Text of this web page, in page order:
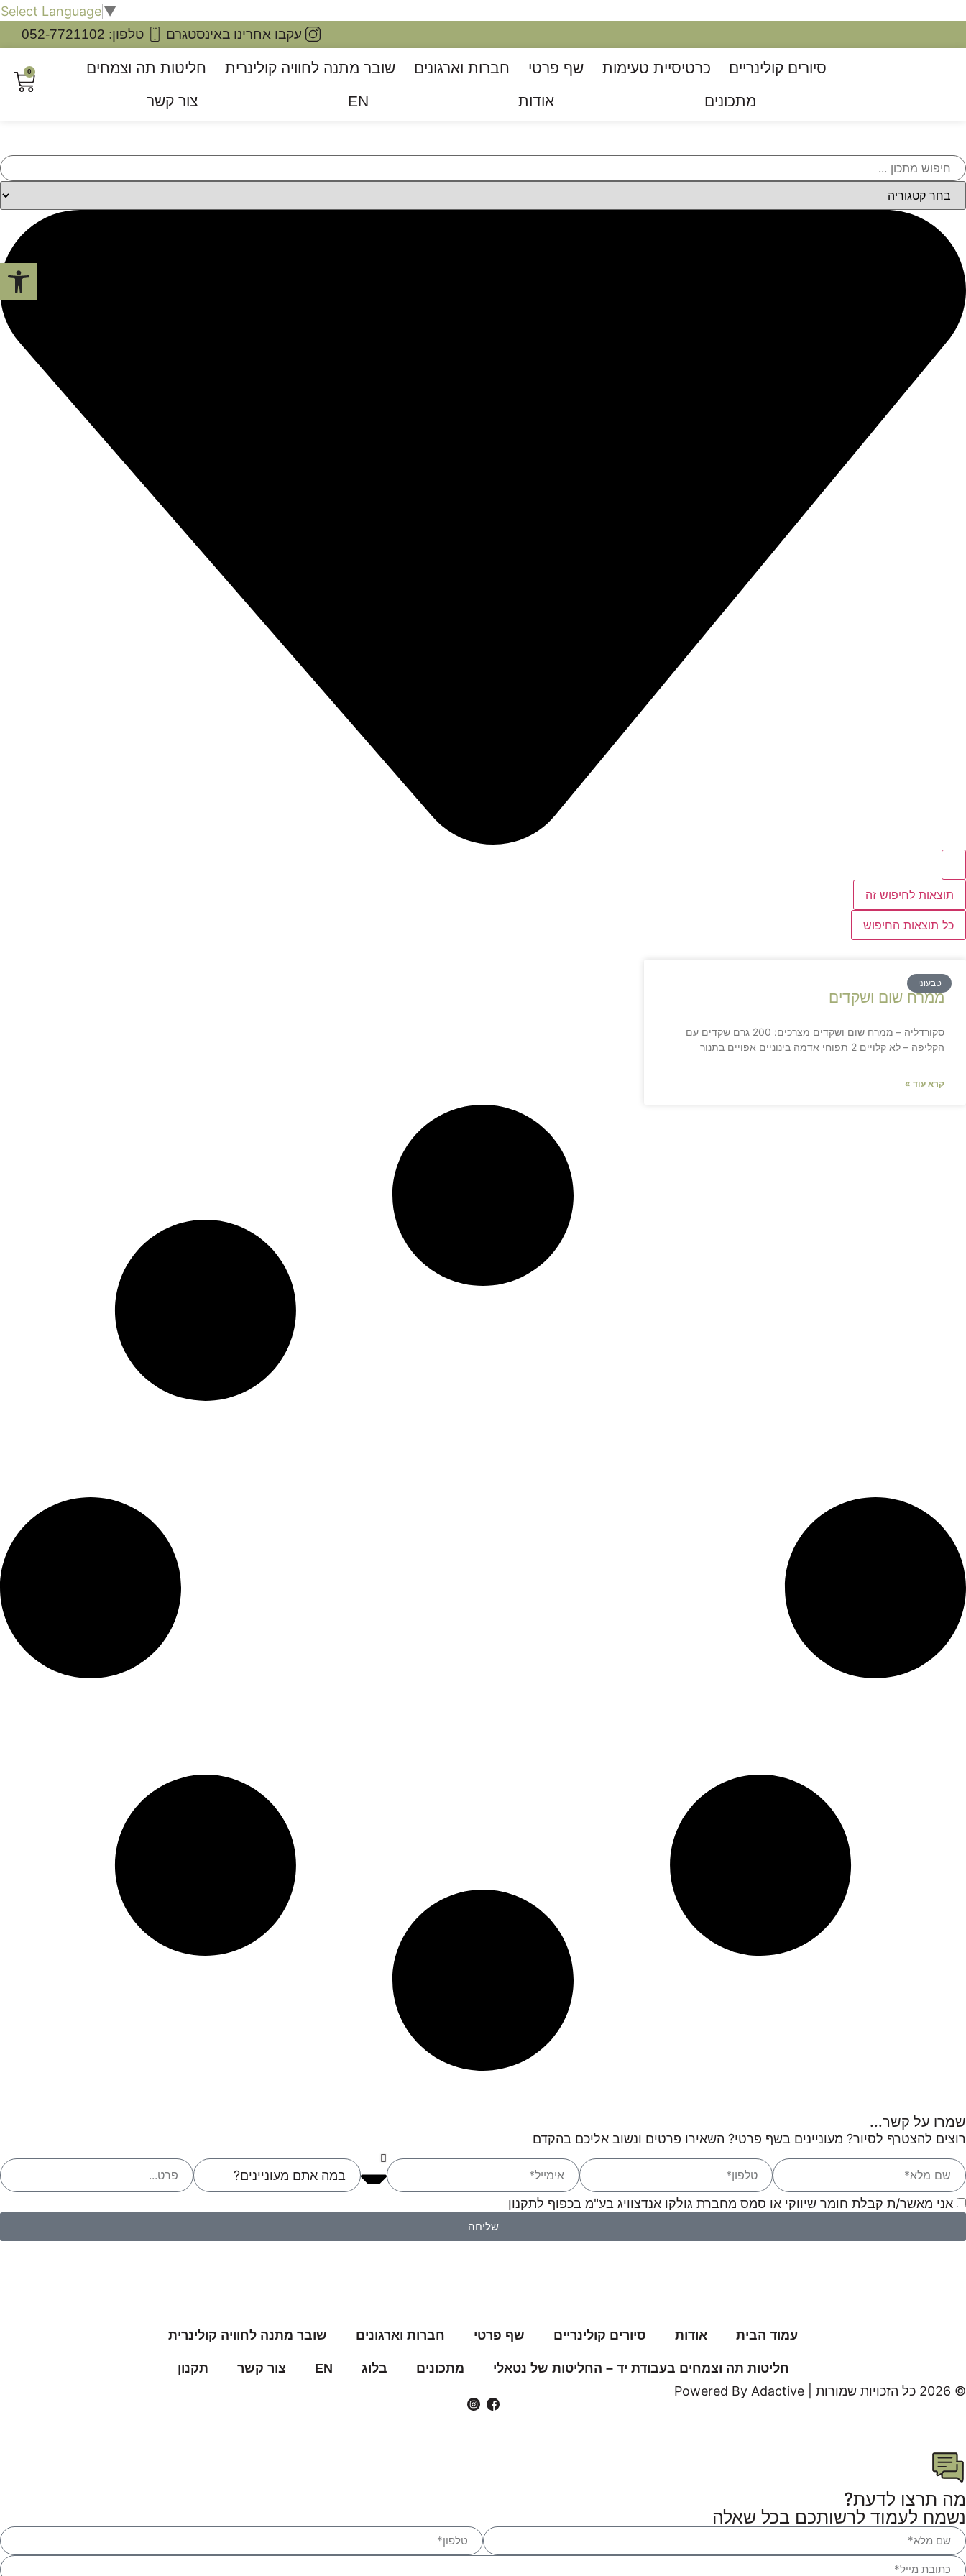
Select Language▼
עקבו אחרינו באינסטגרם
טלפון: 052-7721102
סיורים קולינריים​ כרטיסיית טעימות שף פרטי חברות וארגונים שובר מתנה לחוויה קולינרית
חליטות תה וצמחים
מתכונים
אודות EN צור קשר
0
תוצאות לחיפוש זה
כל תוצאות החיפוש
טבעוני
ממרח שום ושקדים
סקורדליה – ממרח שום ושקדים מצרכים: 200 גרם שקדים עם
הקליפה – לא קלויים 2 תפוחי אדמה בינוניים אפויים בתנור
קרא עוד »
שמרו על קשר...
רוצים להצטרף לסיור? מעוניינים בשף פרטי? השאירו פרטים ונשוב אליכם בהקדם
אני מאשר/ת קבלת חומר שיווקי או סמס מחברת גולקו אנדצוויג בע"מ בכפוף לתקנון
שליחה
עמוד הבית אודות סיורים קולינריים​ שף פרטי חברות וארגונים שובר מתנה לחוויה קולינרית
חליטות תה וצמחים בעבודת יד – החליטות של נטאלי מתכונים בלוג EN צור קשר תקנון
© 2026 כל הזכויות שמורות | Powered By Adactive
מה תרצו לדעת?
נשמח לעמוד לרשותכם בכל שאלה
פתח